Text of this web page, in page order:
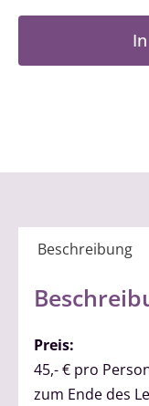
Beschreibung
Preis:
45,- € pro
zum Ende des